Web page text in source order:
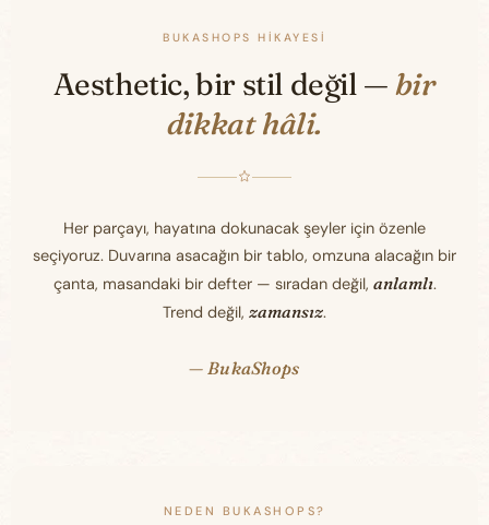
BUKASHOPS HIKAYESI
Aesthetic, bir stil değil — bir
dikkat hâli.
Her parçayı, hayatına dokunacak şeyler için özenle
seçiyoruz. Duvarına asacağın bir tablo, omzuna alacağın bir
çanta, masandaki bir defter — sıradan değil, anlamlı.
Trend değil, zamansız.
— BukaShops
NEDEN BUKASHOPS?